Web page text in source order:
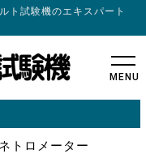
ト試験機のエキスパート
MENU
トロメーター